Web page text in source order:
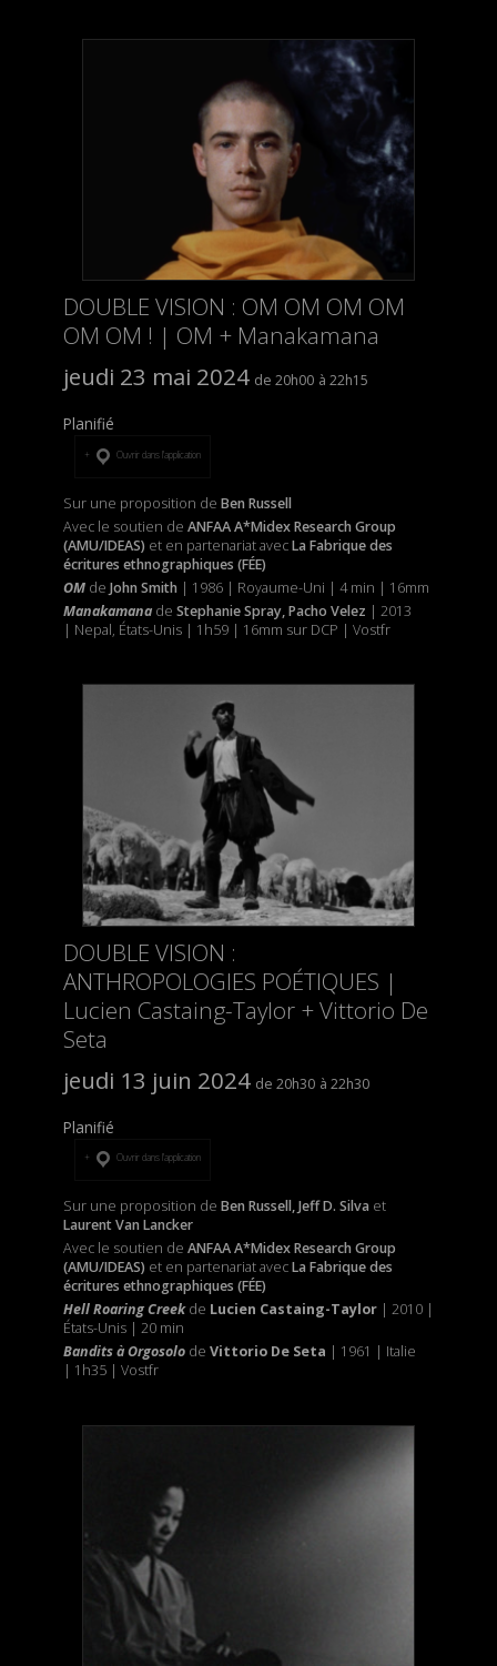
DOUBLE VISION : OM OM OM OM
OM OM ! | OM + Manakamana
jeudi 23 mai 2024
20h00 22h15
Planifié
Ouvrir dans l’application
Sur une proposition de Ben Russell
Avec le soutien de ANFAA A*Midex Research Group
(AMU/IDEAS) et en partenariat avecLa Fabrique des
écritures ethnographiques (FÉE)
OMde John Smith | 1986 | Royaume-Uni | 4 min | 16mm
Manakamanade Stephanie Spray, Pacho Velez | 2013
| Nepal, États-Unis | 1h59 | 16mm sur DCP | Vostfr
DOUBLE VISION :
ANTHROPOLOGIES POÉTIQUES |
Lucien Castaing-Taylor + Vittorio De
Seta
jeudi 13 juin 2024
20h30 22h30
Planifié
Ouvrir dans l’application
Sur une proposition de Ben Russell, Jeff D. Silva et
Laurent Van Lancker
Avec le soutien de ANFAA A*Midex Research Group
(AMU/IDEAS) et en partenariat avecLa Fabrique des
écritures ethnographiques (FÉE)
Hell Roaring Creekde Lucien Castaing-Taylor| 2010 |
États-Unis | 20 min
Bandits à Orgosolode Vittorio De Seta | 1961 | Italie
| 1h35 | Vostfr